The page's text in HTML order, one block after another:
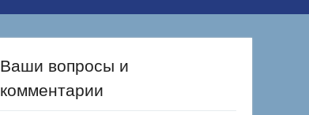
Ваши вопросы и
комментарии